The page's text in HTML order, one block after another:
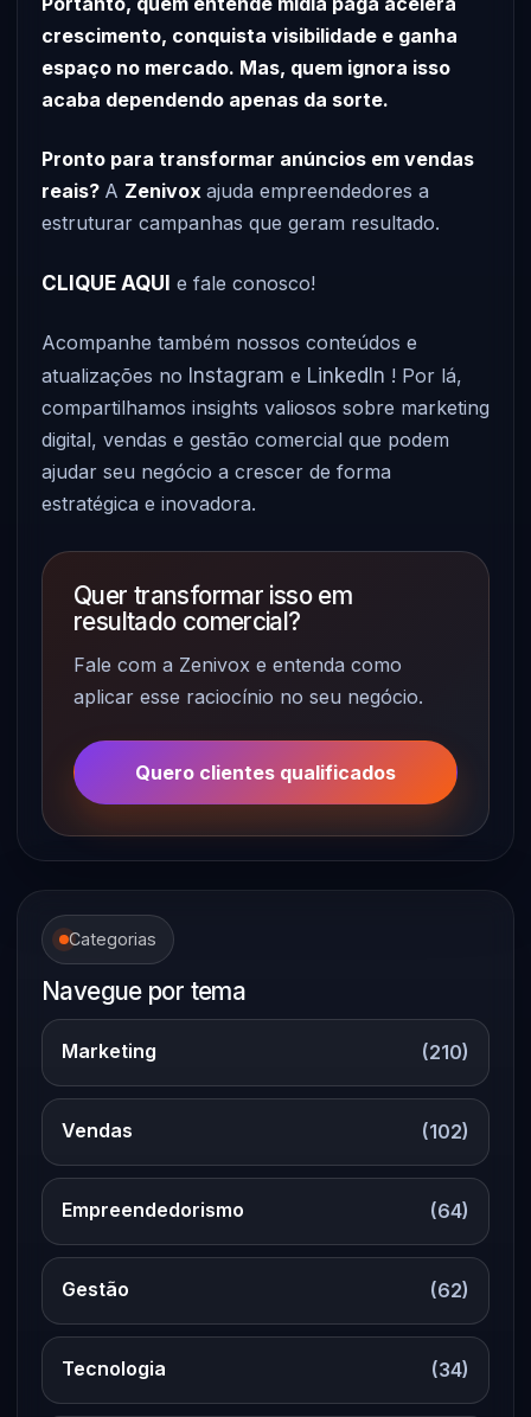
crescimento, conquista visibilidade e ganha
espaço no mercado. Mas, quem ignora isso
acaba dependendo apenas da sorte.
Pronto para transformar anúncios em vendas
reais? A Zenivox ajuda empreendedores a
estruturar campanhas que geram resultado.
CLIQUE AQUI e fale conosco!
Acompanhe também nossos conteúdos e
atualizações no Instagram e LinkedIn ! Por lá,
compartilhamos insights valiosos sobre marketing
digital, vendas e gestão comercial que podem
ajudar seu negócio a crescer de forma
estratégica e inovadora.
Quer transformar isso em
resultado comercial?
Fale com a Zenivox e entenda como
aplicar esse raciocínio no seu negócio.
Quero clientes qualificados
Categorias
Navegue por tema
Marketing (210)
Vendas (102)
Empreendedorismo (64)
Gestão (62)
Tecnologia (34)